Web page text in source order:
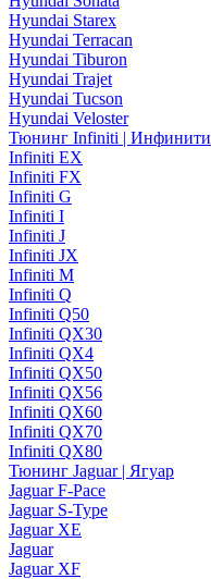
Hyundai Starex
Hyundai Terracan
Hyundai Tiburon
Hyundai Trajet
Hyundai Tucson
Hyundai Veloster
Тюнинг Infiniti | Инфинити
Infiniti EX
Infiniti FX
Infiniti G
Infiniti I
Infiniti J
Infiniti JX
Infiniti M
Infiniti Q
Infiniti Q50
Infiniti QX30
Infiniti QX4
Infiniti QX50
Infiniti QX56
Infiniti QX60
Infiniti QX70
Infiniti QX80
Тюнинг Jaguar | Ягуар
Jaguar F-Pace
Jaguar S-Type
Jaguar XE
Jaguar
Jaguar XF